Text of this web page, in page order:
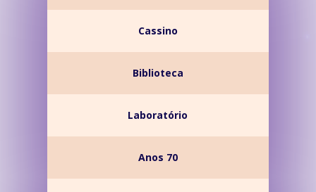
Cassino
Biblioteca
Laboratório
Anos 70